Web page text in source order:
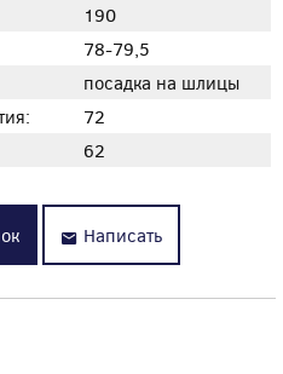
190
78-79,5
посадка на шлицы
72
62
Написать